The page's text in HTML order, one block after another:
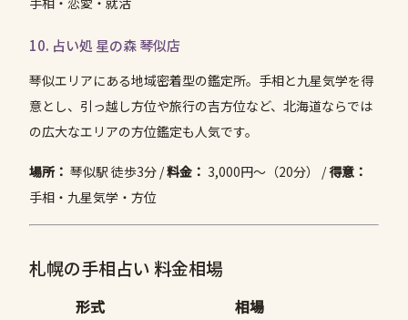
10. 占い処 星の森 琴似店
琴似エリアにある地域密着型の鑑定所。手相と九星気学を得
意とし、引っ越し方位や旅行の吉方位など、北海道ならでは
の広大なエリアの方位鑑定も人気です。
場所： 琴似駅 徒歩3分 /料金： 3,000円〜（20分） /得意：
手相・九星気学・方位
札幌の手相占い 料金相場
形式
相場